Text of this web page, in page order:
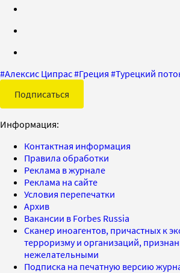
#Алексис Ципрас#Греция #Турецкий
Подписаться
Информация:
Контактная информация
Правила обработки
Реклама в журнале
Реклама на сайте
Условия перепечатки
Архив
Вакансии в Forbes Russia
Сканер иноагентов, причастных к
терроризму и организаций,
нежелательными
Подписка на печатную версию